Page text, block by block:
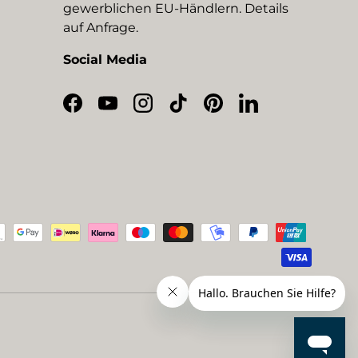
gewerblichen EU-Händlern. Details
auf Anfrage.
Social Media
Facebook
YouTubeInstagram
TikTokPinterestLinkedIn